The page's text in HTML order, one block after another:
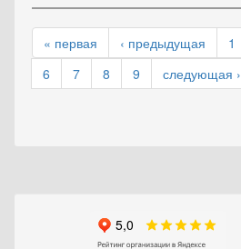
« первая ‹ предыдущая 1
6
7 8 9 следующая ›